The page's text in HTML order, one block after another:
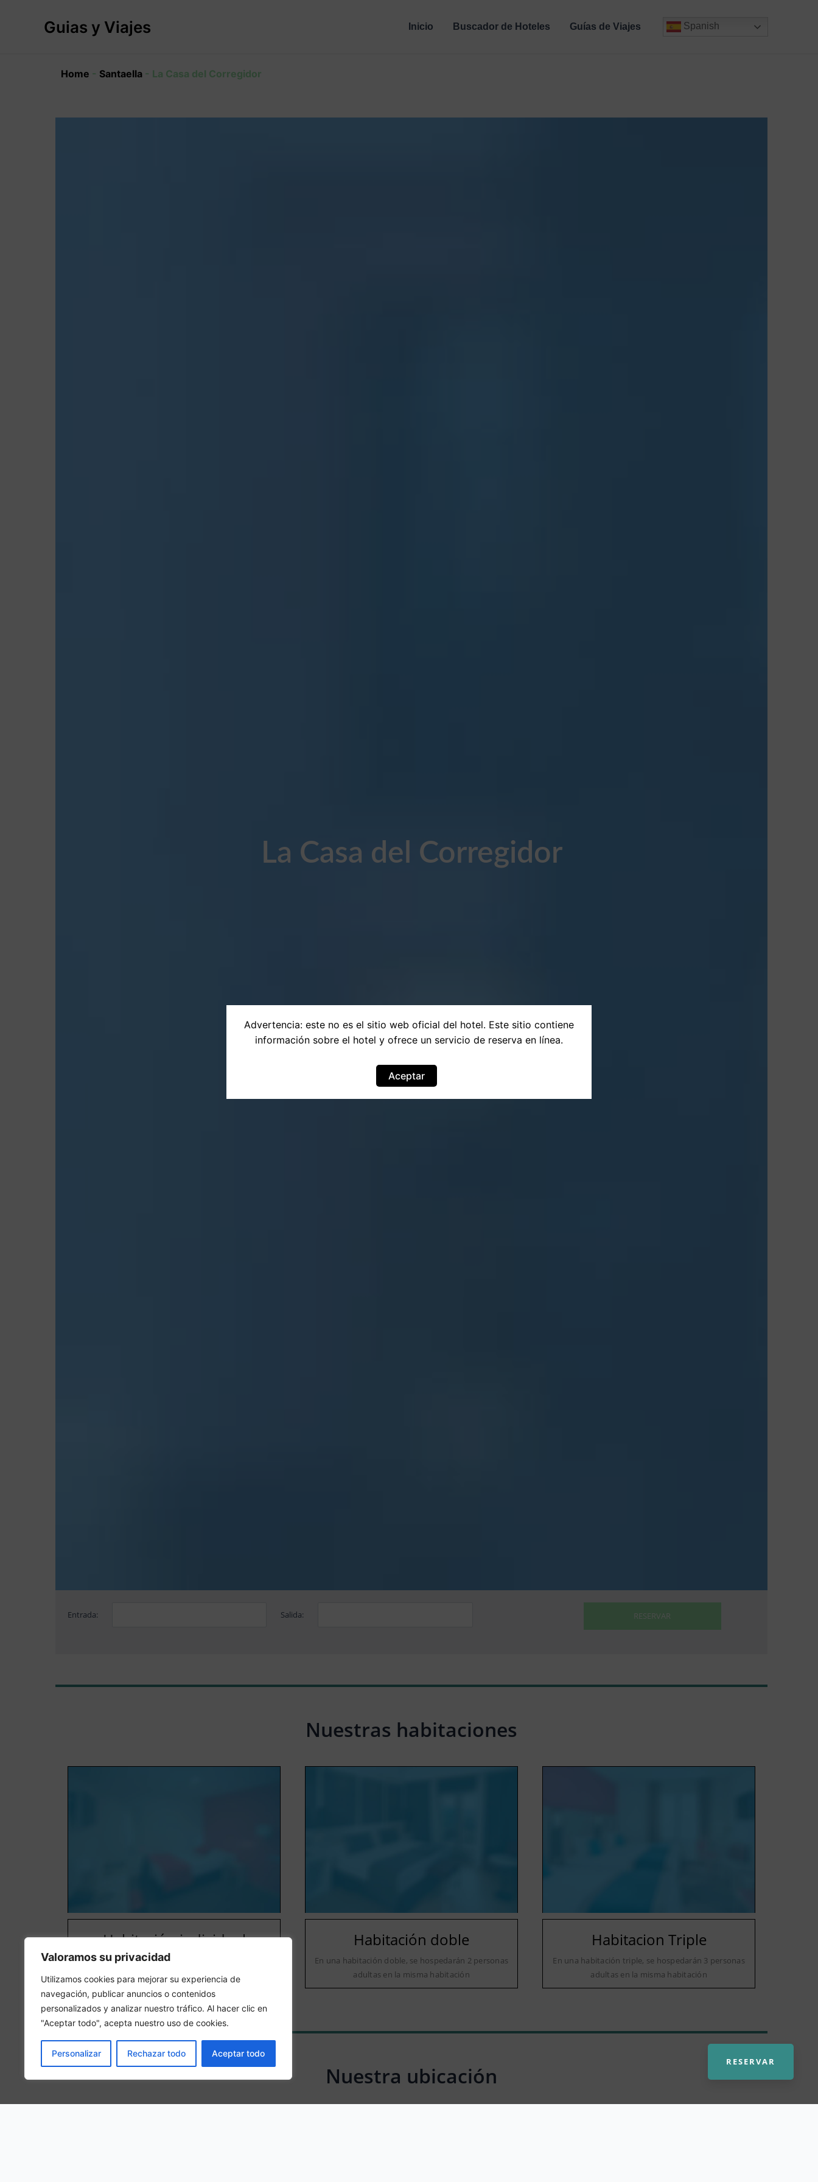
Valoramos su privacidad
Utilizamos cookies para mejorar su experiencia de
navegación, publicar anuncios o contenidos
personalizados y analizar nuestro tráfico. Al hacer clic en
"Aceptar todo", acepta nuestro uso de cookies.
Personalizar Rechazar todo Aceptar todo
Guias y Viajes Inicio Buscador de Hoteles Guías de Viajes Spanish
Home - Santaella - La Casa del Corregidor
La Casa del Corregidor
Entrada: Salida: RESERVAR
Nuestras habitaciones
Habitación individual
En una habitación individual, se hospedará 1 persona
adulta en la habitación
Habitación doble
En una habitación doble, se hospedarán 2 personas
adultas en la misma habitación
Habitacion Triple
En una habitación triple, se hospedarán 3 personas
adultas en la misma habitación
Nuestra ubicación
C. Corredera, 31, 14546 Santaella, Córdoba, Spain
RESERVAR
Advertencia: este no es el sitio web oficial del hotel. Este sitio contiene
información sobre el hotel y ofrece un servicio de reserva en línea.
Aceptar